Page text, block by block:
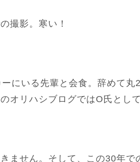
撮影。寒い！
にいる先輩と会食。辞めて丸
オリハシブログではO氏とし
ません。そして、この30年で